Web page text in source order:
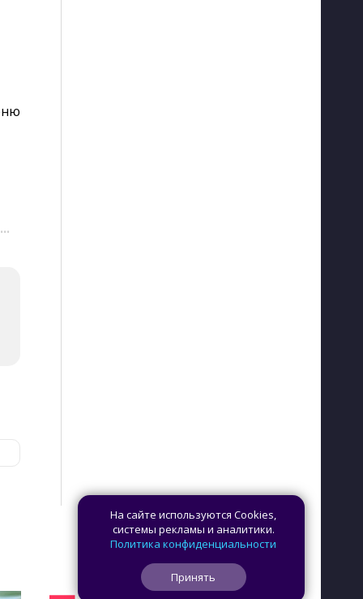
···
На сайте используются Cookies,
системы рекламы и аналитики.
Политика конфиденциальности
Принять